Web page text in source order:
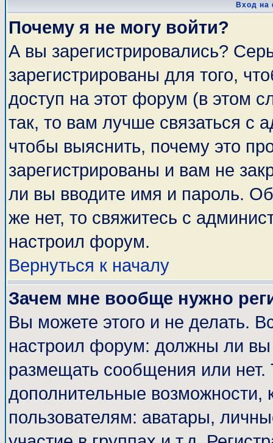
Вход на
Почему я не могу войти?
А вы зарегистрировались?
зарегистрированы для того,
доступ на этот форум (в этом
так, то вам лучше связаться с
чтобы выяснить, почему это
зарегистрированы и вам не
ли вы вводите имя и пароль.
же нет, то свяжитесь с
настроил форум.
Вернуться к началу
Зачем мне вообще нужно
Вы можете этого и не делать.
настроил форум: должны ли вы
размещать сообщения или
дополнительные
пользователям: аватары,